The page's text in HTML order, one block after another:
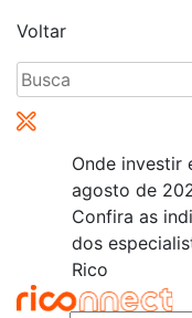
Voltar
Pesquisar
por:
Onde investir
agosto de
Confira as
dos
Rico